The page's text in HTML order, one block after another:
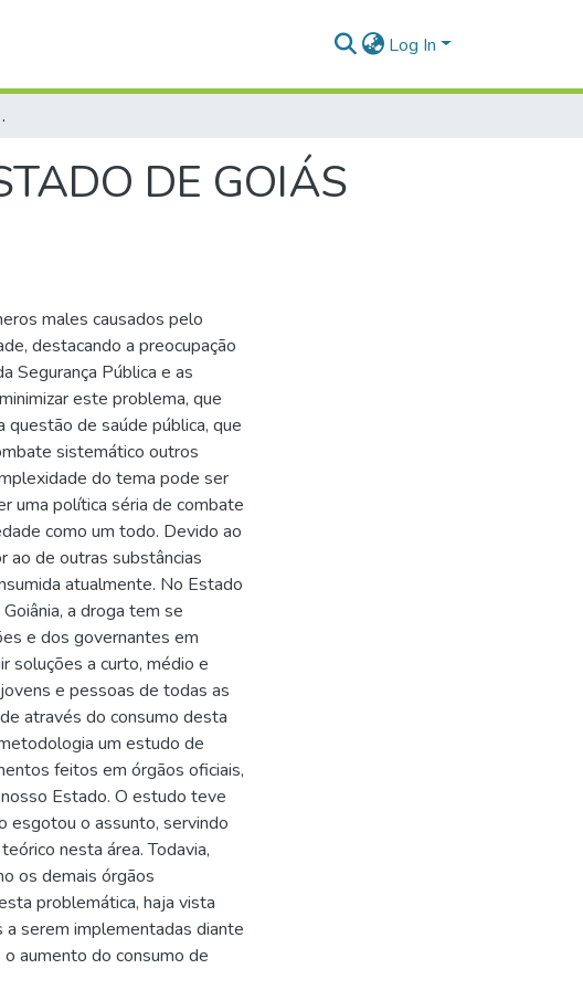
Log In
USUÁRIO DE CRACK
DE GOIÁS
males causados pelo
destacando a preocupação
Segurança Pública e as
este problema, que
de saúde pública, que
sistemático outros
do tema pode ser
uma política séria de combate
como um todo. Devido ao
ao de outras substâncias
atualmente. No Estado
a droga tem se
e dos governantes em
soluções a curto, médio e
e pessoas de todas as
através do consumo desta
um estudo de
feitos em órgãos oficiais,
Estado. O estudo teve
esgotou o assunto, servindo
nesta área. Todavia,
os demais órgãos
problemática, haja vista
a serem implementadas diante
aumento do consumo de